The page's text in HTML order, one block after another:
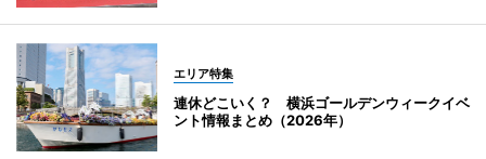
エリア特集
連休どこいく？ 横浜ゴールデンウィークイベ
ント情報まとめ（2026年）